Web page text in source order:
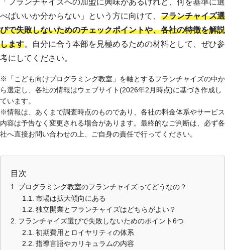
「フランチャイズへの加盟に興味があるけれど、何を基準に選
べばいいか分からない」という方に向けて、 フランチャイズ選
びで失敗しないためのチェックポイントや、各社の特徴を解説
します。自分に合う本部を見極めるための材料として、ぜひ参
考にしてください。
※「こども向けプログラミング教室」を軸とするフランチャイズの中か
ら選定し、各社の情報はウェブサイト(2026年2月時点)に基づき作成し
ています。
※情報は、あくまで調査時点のものであり、各社の料金体系やサービス
内容は予告なく変更される場合があります。最終的なご判断は、必ず各
社へ直接お問い合わせの上、ご自身の責任で行ってください。
目次
プログラミング教室のフランチャイズってどうなの？
市場は拡大傾向にある
独立開業とフランチャイズはどちらがよい？
フランチャイズ選びで失敗しないためのポイント6つ
初期費用とロイヤリティの体系
指導言語やカリキュラムの内容